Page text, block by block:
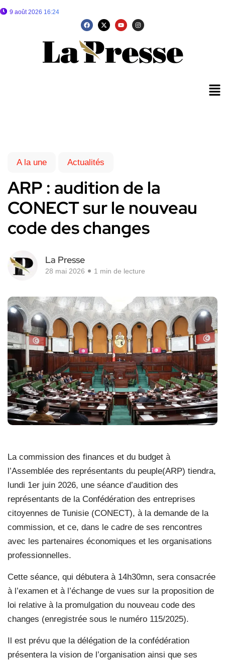
9 août 2026 16:24
A la une Actualités
ARP : audition de la
CONECT sur le nouveau
code des changes
La Presse
28 mai 2026 1 min de lecture
La commission des finances et du budget à
l’Assemblée des représentants du peuple(ARP) tiendra,
lundi 1er juin 2026, une séance d’audition des
représentants de la Confédération des entreprises
citoyennes de Tunisie (CONECT), à la demande de la
commission, et ce, dans le cadre de ses rencontres
avec les partenaires économiques et les organisations
professionnelles.
Cette séance, qui débutera à 14h30mn, sera consacrée
à l’examen et à l’échange de vues sur la proposition de
loi relative à la promulgation du nouveau code des
changes (enregistrée sous le numéro 115/2025).
Il est prévu que la délégation de la confédération
présentera la vision de l’organisation ainsi que ses